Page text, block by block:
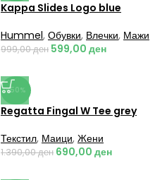
Kappa Slides Logo blue
Hummel, Обувки, Влечки, Мажи
999,00ден 599,00 ден
-50%
Regatta Fingal W Tee grey
Текстил, Маици, Жени
1.390,00ден 690,00 ден